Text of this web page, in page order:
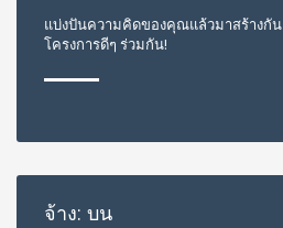
แบ่งปันความคิดของคุณแล้วมาสร้างกัน
โครงการดีๆ ร่วมกัน!
จ้าง: บน